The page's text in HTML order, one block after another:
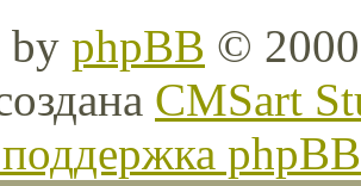
by phpBB ©
CMSart
phpBB